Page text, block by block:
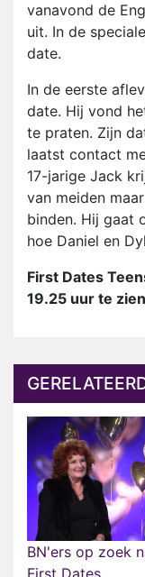
vanavond de
uit. In de
date.
In de eerste
date. Hij vond
te praten. Zijn
laatst contact
17-jarige Jack
van meiden
binden. Hij gaat
hoe Daniel en
First Dates
19.25 uur te
BN'ers op zoek